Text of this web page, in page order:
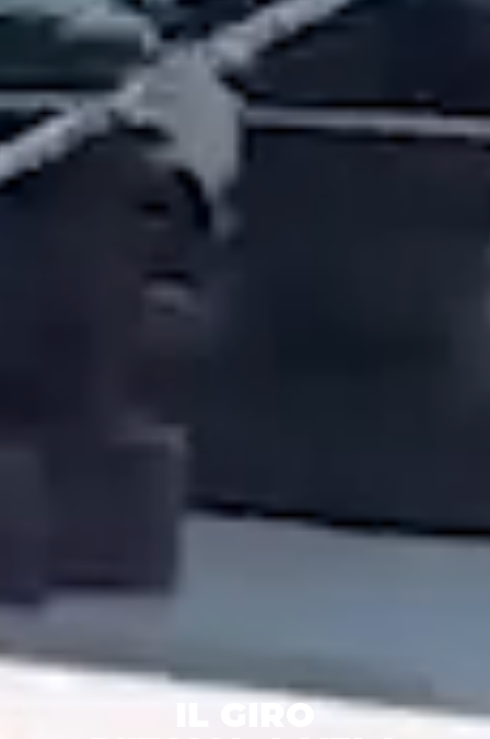
IL GIRO